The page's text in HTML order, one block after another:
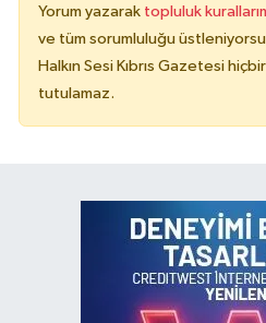
Yorum yazarak topluluk
ve tüm sorumluluğu
Halkın Sesi Kıbrıs Gazetesi
tutulamaz.